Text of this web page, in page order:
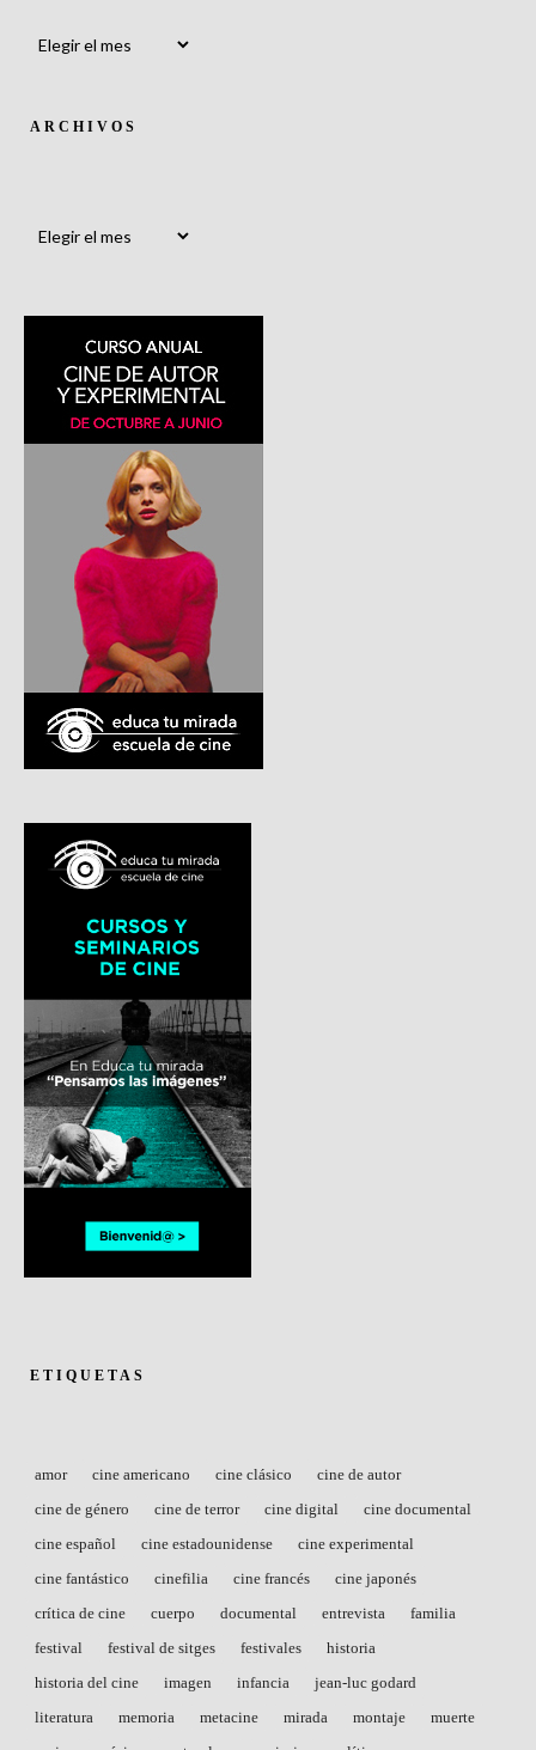
ARCHIVOS
ETIQUETAS
amor cine americano cine clásico
cine de autor
cine de género
cine de terror cine digital
cine documental
cine español
cine estadounidense
cine experimental
cine fantástico
cinefilia cine francés
cine japonés
crítica de cine
cuerpo documental entrevista
familia
festival
festival de sitges festivales
historia
historia del cine
imagen infancia
jean-luc godard
literatura
memoria metacine mirada montaje
muerte